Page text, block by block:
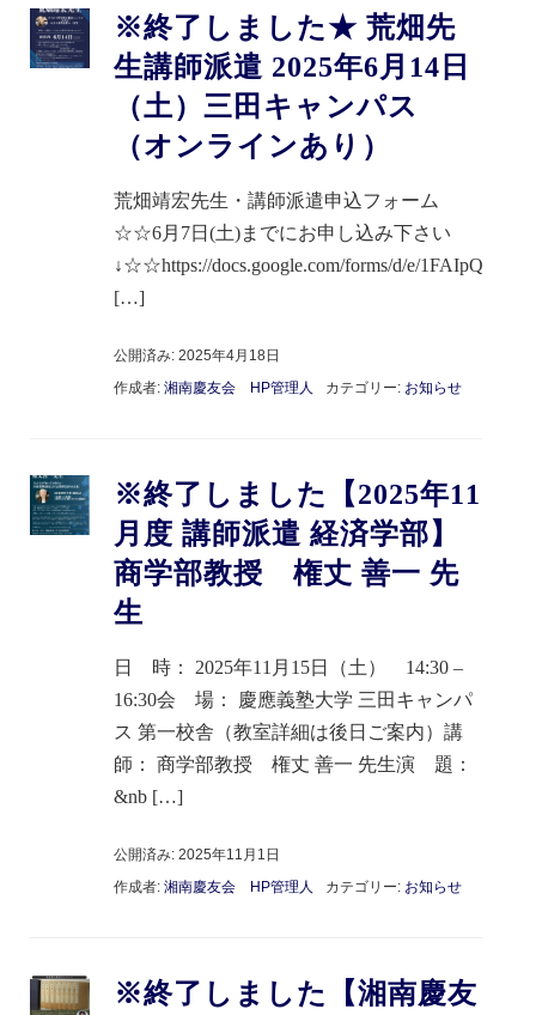
※終了しました★ 荒畑先
生講師派遣 2025年6月14日
（土）三田キャンパス
（オンラインあり）
荒畑靖宏先生・講師派遣申込フォーム
☆☆6月7日(土)までにお申し込み下さい
↓☆☆https://docs.google.com/forms/d/e/
[…]
公開済み: 2025年4月18日
作成者: 湘南慶友会 HP管理人 カテゴリー: お知らせ
※終了しました【2025年11
月度 講師派遣 経済学部】
商学部教授 権丈 善一 先
生
日 時： 2025年11月15日（土） 14:30 –
16:30会 場： 慶應義塾大学 三田キャンパ
ス 第一校舎（教室詳細は後日ご案内）講
師： 商学部教授 権丈 善一 先生演 題：
&nb […]
公開済み: 2025年11月1日
作成者: 湘南慶友会 HP管理人 カテゴリー: お知らせ
※終了しました【湘南慶友